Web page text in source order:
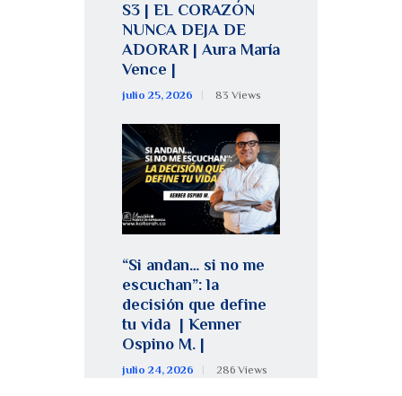
S3 | EL CORAZÓN
NUNCA DEJA DE
ADORAR | Aura María
Vence |
julio 25, 2026 83 Views
“Si andan… si no me
escuchan”: la
decisión que define
tu vida | Kenner
Ospino M. |
julio 24, 2026 286 Views